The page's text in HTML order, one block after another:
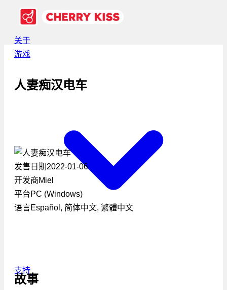
关于
游戏
支持
人妻痴汉电车
发售日期2022-01-06
开发商Miel
平台PC (Windows)
语言Español, 简体中文, 繁體中文
故事